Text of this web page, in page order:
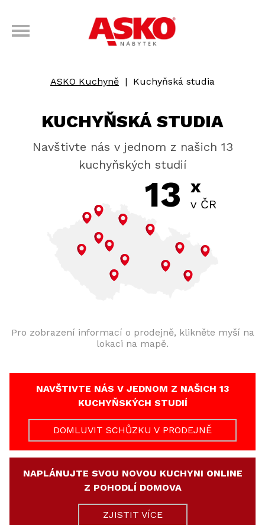
ASKO Kuchyně | Kuchyňská studia
KUCHYŇSKÁ STUDIA
Navštivte nás v jednom z našich 13
kuchyňských studií
13 x
v ČR
Pro zobrazení informací o prodejně, klikněte myší na
lokaci na mapě.
NAVŠTIVTE NÁS V JEDNOM Z NAŠICH 13
KUCHYŇSKÝCH STUDIÍ
DOMLUVIT SCHŮZKU V PRODEJNĚ
NAPLÁNUJTE SVOU NOVOU KUCHYNI ONLINE
Z POHODLÍ DOMOVA
ZJISTIT VÍCE